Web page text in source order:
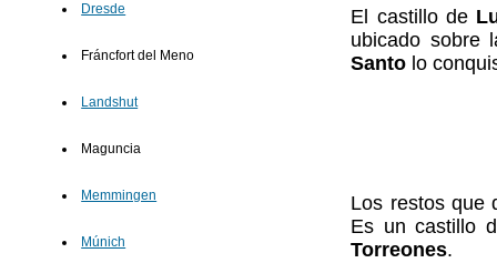
Dresde
Fráncfort del Meno
Landshut
Maguncia
Memmingen
Múnich
El castillo de
ubicado sobre
Santo lo
Los restos que
Es un castillo
Torreones.